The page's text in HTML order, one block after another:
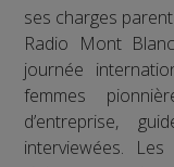
ses charges
Radio Mont
journée
femmes
d’entreprise,
interviewées.